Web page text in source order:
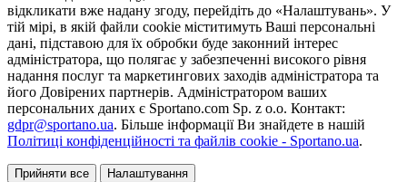
відкликати вже надану згоду, перейдіть до «Налаштувань». У
тій мірі, в якій файли cookie міститимуть Ваші персональні
дані, підставою для їх обробки буде законний інтерес
адміністратора, що полягає у забезпеченні високого рівня
надання послуг та маркетингових заходів адміністратора та
його Довірених партнерів. Адміністратором ваших
персональних даних є Sportano.com Sp. z o.o. Контакт:
gdpr@sportano.ua. Більше інформації Ви знайдете в нашій
Політиці конфіденційності та файлів cookie - Sportano.ua.
Прийняти все Налаштування